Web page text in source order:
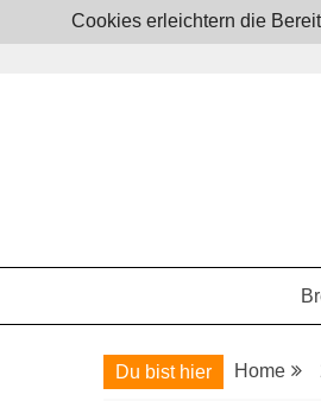
to
JoystickZ
Du bist hier Home
Cookies erleichtern die